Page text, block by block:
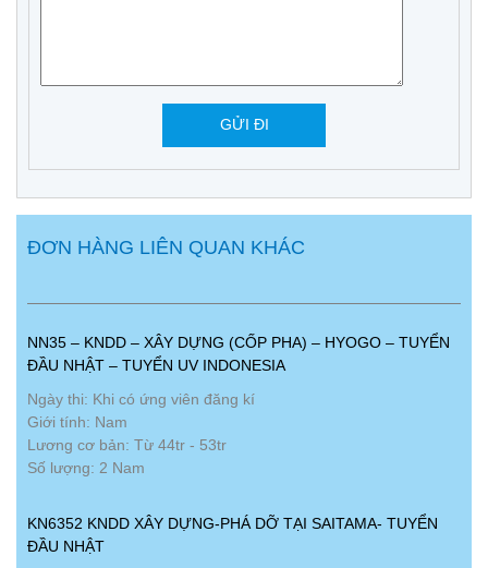
ĐƠN HÀNG LIÊN QUAN KHÁC
NN35 – KNDD – XÂY DỰNG (CỐP PHA) – HYOGO – TUYỂN
ĐẦU NHẬT – TUYỂN UV INDONESIA
Ngày thi: Khi có ứng viên đăng kí
Giới tính: Nam
Lương cơ bản: Từ 44tr - 53tr
Số lượng: 2 Nam
KN6352 KNDD XÂY DỰNG-PHÁ DỠ TẠI SAITAMA- TUYỂN
ĐẦU NHẬT